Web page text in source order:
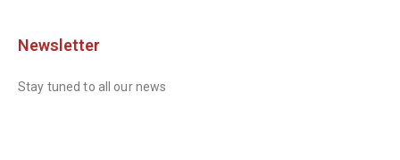
Newsletter
Stay tuned to all our news